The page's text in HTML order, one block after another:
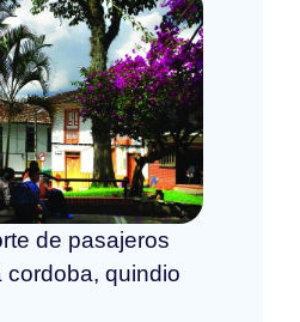
de pasajeros
cordoba, quindio